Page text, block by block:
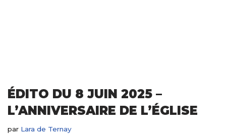
ÉDITO DU 8 JUIN 2025 –
L’ANNIVERSAIRE DE L’ÉGLISE
par Lara de Ternay